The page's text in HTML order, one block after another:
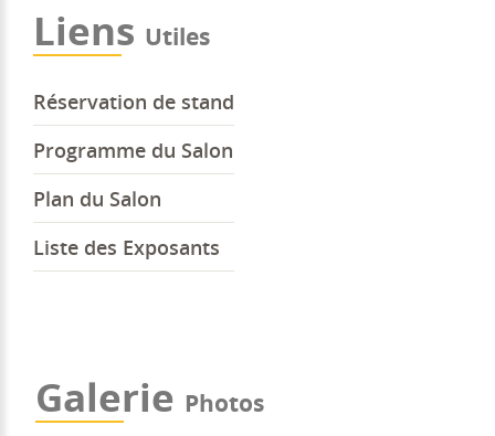
Liens Utiles
Réservation de stand
Programme du Salon
Plan du Salon
Liste des Exposants
Galerie Photos